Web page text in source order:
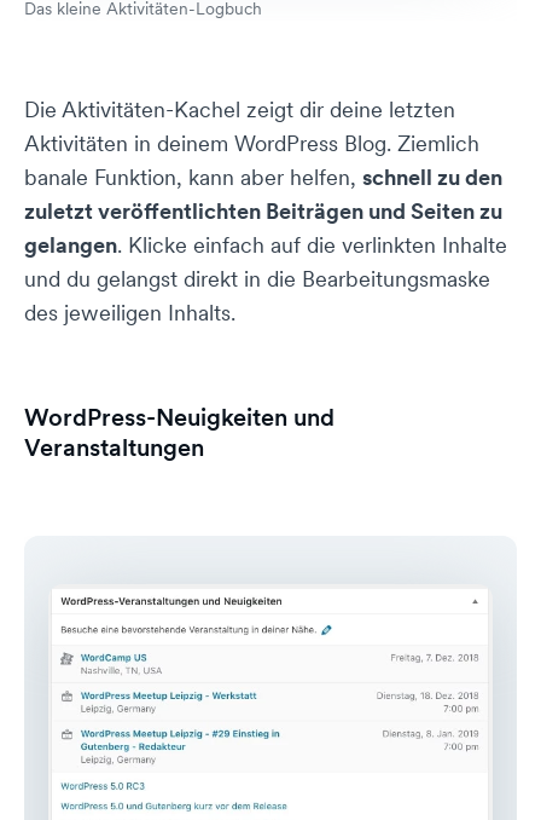
Das kleine Aktivitäten-Logbuch
Die Aktivitäten-Kachel zeigt dir deine letzten
Aktivitäten in deinem WordPress Blog. Ziemlich
banale Funktion, kann aber helfen, schnell zu den
zuletzt veröffentlichten Beiträgen und Seiten zu
gelangen. Klicke einfach auf die verlinkten Inhalte
und du gelangst direkt in die Bearbeitungsmaske
des jeweiligen Inhalts.
WordPress-Neuigkeiten und
Veranstaltungen